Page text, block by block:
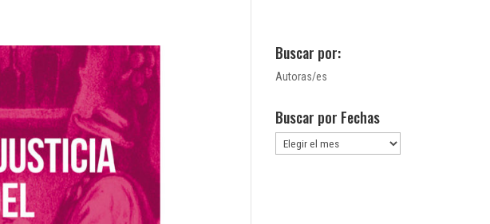
Buscar por:
Autoras/es
Buscar por Fechas
Buscar
por